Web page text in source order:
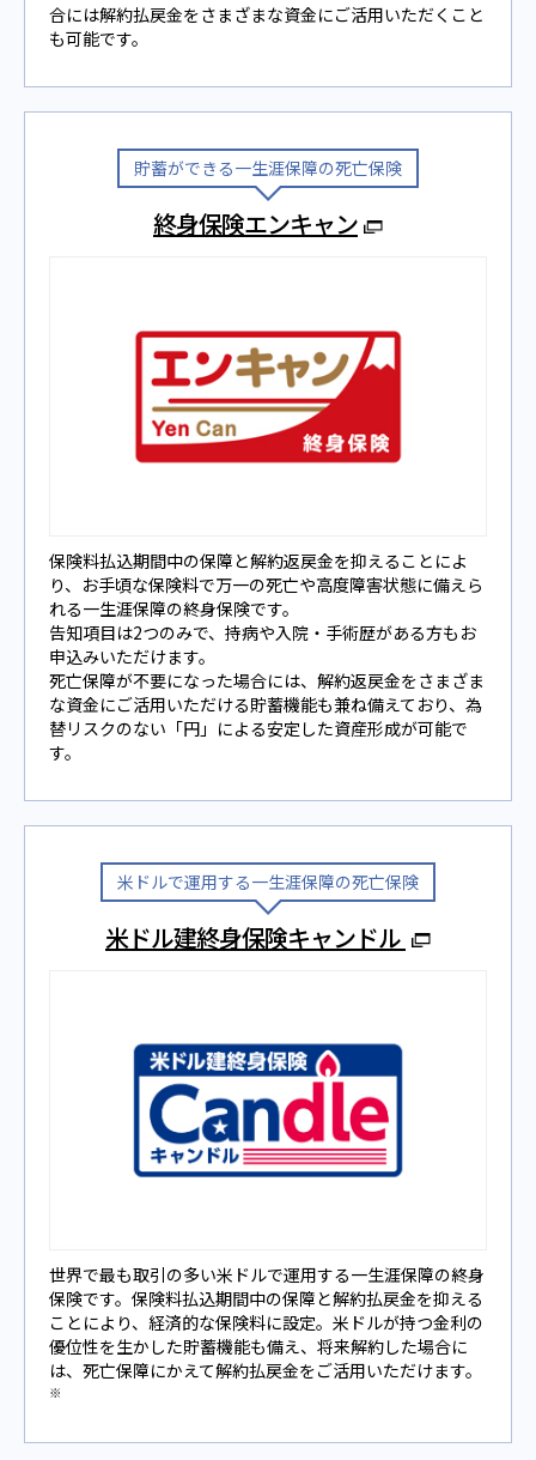
合には解約払戻⾦をさまざまな資金にご活⽤いただくこと
も可能です。
貯蓄ができる一生涯保障の死亡保険
終身保険エンキャン
保険料払込期間中の保障と解約返戻金を抑えることによ
り、お手頃な保険料で万一の死亡や高度障害状態に備えら
れる一生涯保障の終身保険です。
告知項目は2つのみで、持病や入院・手術歴がある方もお
申込みいただけます。
死亡保障が不要になった場合には、解約返戻金をさまざま
な資金にご活用いただける貯蓄機能も兼ね備えており、為
替リスクのない「円」による安定した資産形成が可能で
す。
⽶ドルで運⽤する⼀⽣涯保障の死亡保険
米ドル建終身保険キャンドル
世界で最も取引の多い⽶ドルで運⽤する⼀⽣涯保障の終身
保険です。保険料払込期間中の保障と解約払戻金を抑える
ことにより、経済的な保険料に設定。米ドルが持つ金利の
優位性を生かした貯蓄機能も備え、将来解約した場合に
は、死亡保障にかえて解約払戻⾦をご活⽤いただけます。
※